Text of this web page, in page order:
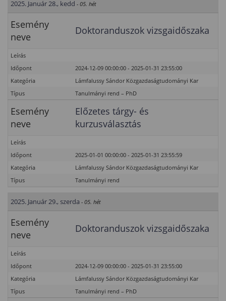
2025. Január 28., kedd - 05. hét
Esemény
neve
Doktoranduszok vizsgaidőszaka
Leírás
Időpont
2024-12-09 00:00:00 - 2025-01-31 23:55:00
Kategória
Lámfalussy Sándor Közgazdaságtudományi Kar
Típus
Tanulmányi rend – PhD
Esemény
neve
Előzetes tárgy- és
kurzusválasztás
Leírás
Időpont
2025-01-01 00:00:00 - 2025-01-31 23:55:59
Kategória
Lámfalussy Sándor Közgazdaságtudományi Kar
Típus
Tanulmányi rend
2025. Január 29., szerda - 05. hét
Esemény
neve
Doktoranduszok vizsgaidőszaka
Leírás
Időpont
2024-12-09 00:00:00 - 2025-01-31 23:55:00
Kategória
Lámfalussy Sándor Közgazdaságtudományi Kar
Típus
Tanulmányi rend – PhD